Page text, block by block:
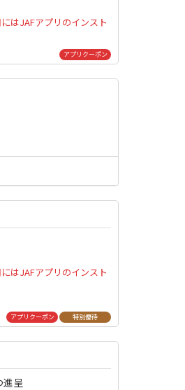
はJAFアプリのインスト
アプリクーポン
はJAFアプリのインスト
アプリクーポン 特別優待
進呈